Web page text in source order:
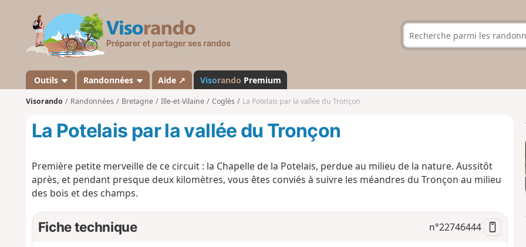
s
a
n
d
Outils Randonnées Aide ↗ Visorando Premium
Visorando Randonnées Bretagne Ille-et-Vilaine Coglès La Potelais par la vallée du Tronçon
La Potelais par la vallée du Tronçon
Première petite merveille de ce circuit : la Chapelle de la Potelais, perdue au milieu de la nature. Aussitôt
après, et pendant presque deux kilomètres, vous êtes conviés à suivre les méandres du Tronçon au milieu
des bois et des champs.
Fiche technique n°22746444